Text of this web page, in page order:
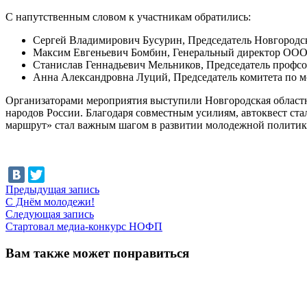
С напутственным словом к участникам обратились:
Сергей Владимирович Бусурин, Председатель
Максим Евгеньевич Бомбин, Генеральный директор ООО
Станислав Геннадьевич Мельников, Председатель
Анна Александровна Луций, Председатель комитета
Организаторами мероприятия выступили Новгородская
народов России. Благодаря совместным усилиям, автоквест
маршрут» стал важным шагом в развитии молодежной
Навигация
по
записям
Предыдущая записьПредыдущая
С Днём молодежи!
Следующая записьСледующая
запись:
Стартовал медиа-конкурс НОФП
Вам также может понравиться